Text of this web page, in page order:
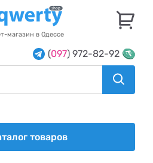
магазин в Одессе
(097) 972-82-92
товаров